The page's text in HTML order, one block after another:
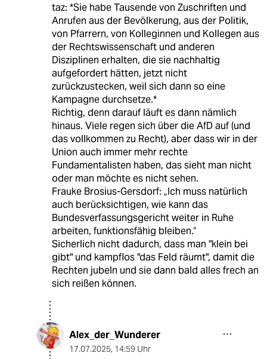
taz: *Sie habe Tausende von Zuschriften und
Anrufen aus der Bevölkerung, aus der Politik,
von Pfarrern, von Kolleginnen und Kollegen aus
der Rechtswissenschaft und anderen
Disziplinen erhalten, die sie nachhaltig
aufgefordert hätten, jetzt nicht
zurückzustecken, weil sich dann so eine
Kampagne durchsetze.*
Richtig, denn darauf läuft es dann nämlich
hinaus. Viele regen sich über die AfD auf (und
das vollkommen zu Recht), aber dass wir in der
Union auch immer mehr rechte
Fundamentalisten haben, das sieht man nicht
oder man möchte es nicht sehen.
Frauke Brosius-Gersdorf: „Ich muss natürlich
auch berücksichtigen, wie kann das
Bundesverfassungsgericht weiter in Ruhe
arbeiten, funktionsfähig bleiben.“
Sicherlich nicht dadurch, dass man "klein bei
gibt" und kampflos "das Feld räumt", damit die
Rechten jubeln und sie dann bald alles frech an
sich reißen können.
Alex_der_Wunderer
17.07.2025, 14:59 Uhr